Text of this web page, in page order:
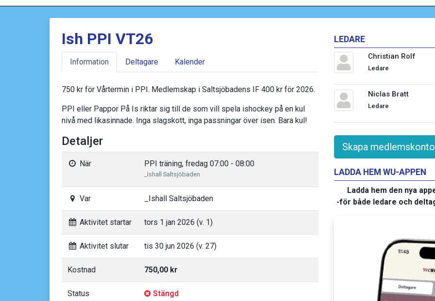
LEDARE
Christian Rolf
Ledare
Niclas Bratt
Ledare
Skapa medlemskonto
LADDA HEM WU-APPEN
Ladda hem den nya
-för både ledare och
Ish PPI VT26
Information Deltagare Kalender
750 kr för Vårtermin i PPI. Medlemskap i Saltsjöbadens IF 400 kr för 2026.
PPI eller Pappor På Is riktar sig till de som vill spela ishockey på en kul
nivå med likasinnade. Inga slagskott, inga passningar över isen. Bara kul!
Detaljer
När PPI träning, fredag 07:00 - 08:00
_Ishall Saltsjöbaden
Var _Ishall Saltsjöbaden
Aktivitet startar tors 1 jan 2026 (v. 1)
Aktivitet slutar tis 30 jun 2026 (v. 27)
Kostnad 750,00 kr
Status Stängd